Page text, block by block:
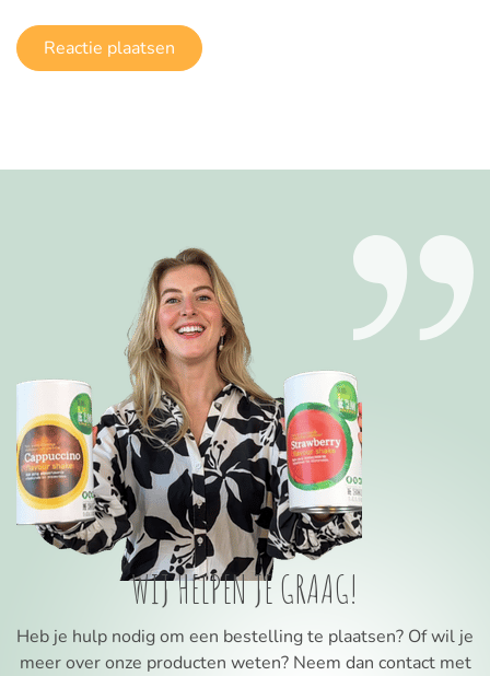
WIJ HELPEN JE GRAAG!
Heb je hulp nodig om een bestelling te plaatsen? Of wil je
meer over onze producten weten? Neem dan contact met